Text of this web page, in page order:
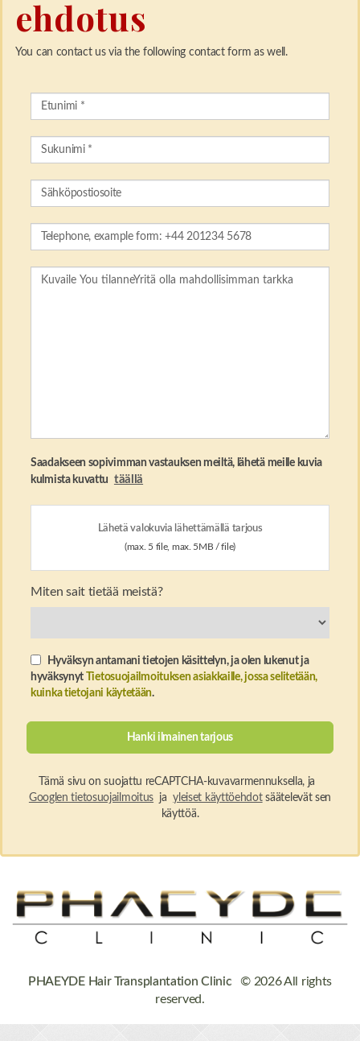
ehdotus
You can contact us via the following contact form as well.
Saadakseen sopivimman vastauksen meiltä, ​​lähetä meille kuvia
kulmista kuvattu täällä
Lähetä valokuvia lähettämällä tarjous
(max. 5 file, max. 5MB / file)
Miten sait tietää meistä?
Hyväksyn antamani tietojen käsittelyn, ja olen lukenut ja
hyväksynyt
Tietosuojailmoituksen asiakkaille, jossa selitetään,
kuinka tietojani käytetään.
Tämä sivu on suojattu reCAPTCHA-kuvavarmennuksella, ja
Googlen tietosuojailmoitus jayleiset käyttöehdotsäätelevät sen
käyttöä.
PHAEYDE Hair Transplantation Clinic
© 2026 All rights
reserved.